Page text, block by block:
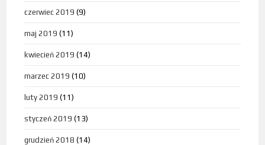
czerwiec 2019 (9)
maj 2019 (11)
kwiecień 2019 (14)
marzec 2019 (10)
luty 2019 (11)
styczeń 2019 (13)
grudzień 2018 (14)